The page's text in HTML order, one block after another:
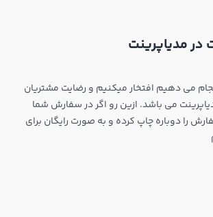
مدیاپرینت
می دهیم افتخار میکنیم و رضایت مشتریان
می باشد. ازین رو اگر در سفارش شما
را دوباره چاپ کرده و به صورت رایگان برای